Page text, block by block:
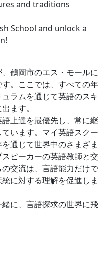
and traditions
School and unlock a
鶴岡市のエス・モールに
。ここでは、すべての年
ラムを通じて英語のスキ
ます。
上達を最優先し、常に継
います。マイ英語スクー
通じて世界中のさまざま
ピーカーの英語教師と交
交流は、言語能力だけで
に対する理解を促進しま
に、言語探求の世界に飛